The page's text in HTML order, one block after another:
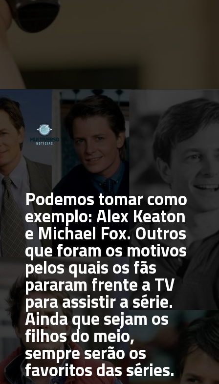
https://multiversonoticias.com.br/de-lisa-simpsons-a-carlton-banks-os-irmaos-do-meio-mais-inesqueciveis-da-tv/
Podemos tomar como
exemplo: Alex Keaton
e Michael Fox. Outros
que foram os motivos
pelos quais os fãs
pararam frente a TV
para assistir a série.
Ainda que sejam os
filhos do meio,
sempre serão os
favoritos das séries.